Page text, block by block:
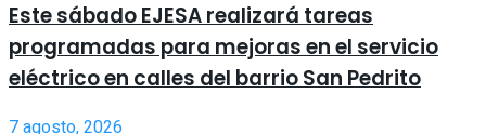
Este sábado EJESA realizará tareas
programadas para mejoras en el servicio
eléctrico en calles del barrio San Pedrito
7 agosto, 2026